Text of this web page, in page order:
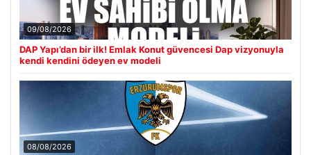
09/08/2026
DAP Yapı’dan bir ilk! Emlak Konut güvencesi Dap vizyonuyla
kendi kendini ödeyen ev modeli
08/08/2026